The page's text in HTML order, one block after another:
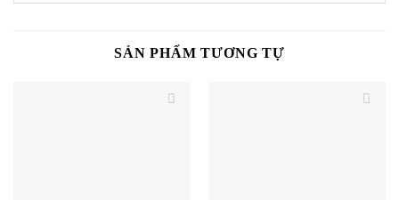
SẢN PHẨM TƯƠNG TỰ